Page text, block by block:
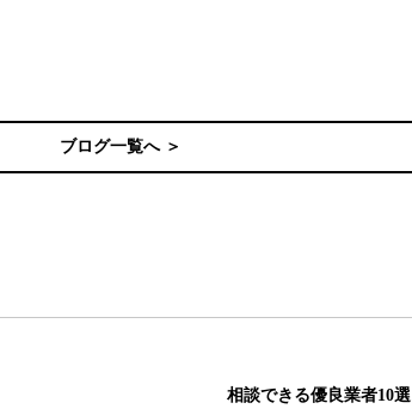
ブログ一覧へ ＞
相談できる優良業者10選